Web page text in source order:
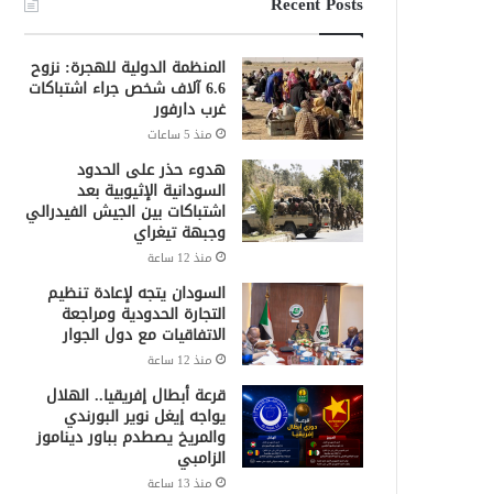
المنظمة الدولية للهجرة: نزوح
6.6 آلاف شخص جراء اشتباكات
غرب دارفور
منذ 5 ساعات
هدوء حذر على الحدود
السودانية الإثيوبية بعد
اشتباكات بين الجيش الفيدرالي
وجبهة تيغراي
منذ 12 ساعة
السودان يتجه لإعادة تنظيم
التجارة الحدودية ومراجعة
الاتفاقيات مع دول الجوار
منذ 12 ساعة
قرعة أبطال إفريقيا.. الهلال
يواجه إيغل نوير البورندي
والمريخ يصطدم بباور ديناموز
الزامبي
منذ 13 ساعة